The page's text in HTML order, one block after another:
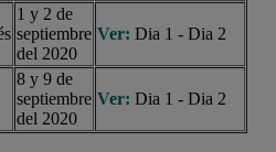
1 y 2 de
septiembre
del 2020
Ver: Dia 1 - Dia 2
8 y 9 de
septiembre
del 2020
Ver: Dia 1 - Dia 2